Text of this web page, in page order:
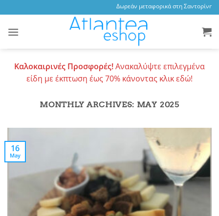
to
content
Δωρεάν μεταφορικά στη Σαντορίνη,
Καλοκαιρινές Προσφορές!Ανακαλύψτε επιλεγμένα
είδη με έκπτωση έως 70% κάνοντας κλικ εδώ!
MONTHLY ARCHIVES: MAY 2025
16
May